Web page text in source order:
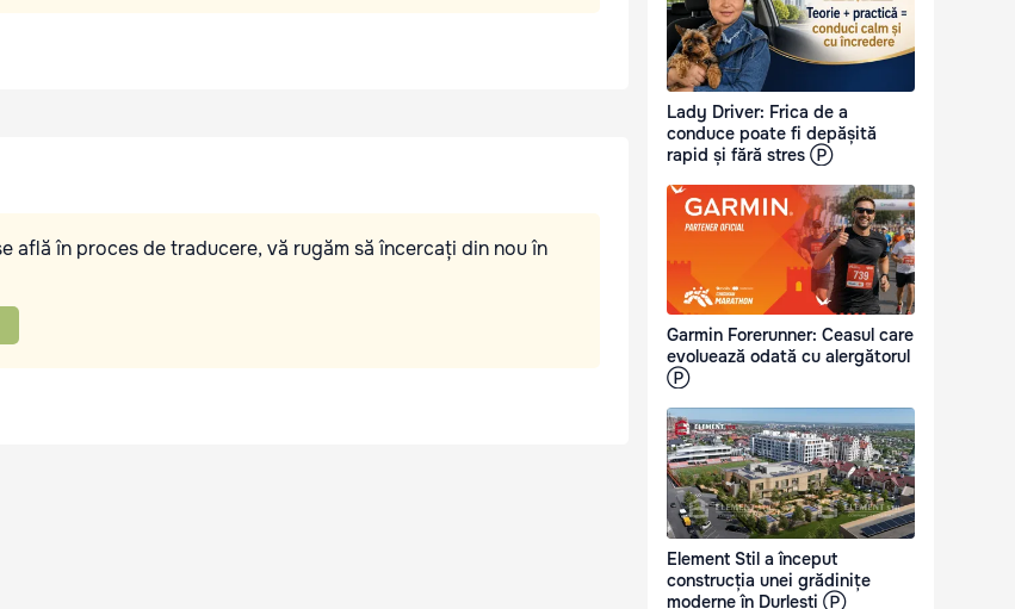
află în proces de traducere, vă rugăm să încercați din nou în
Lady Driver: Frica de a
conduce poate fi depășită
rapid și fără stres Ⓟ
Garmin Forerunner: Ceasul care
evoluează odată cu alergătorul
Ⓟ
Element Stil a început
construcția unei grădinițe
moderne în Durlești Ⓟ